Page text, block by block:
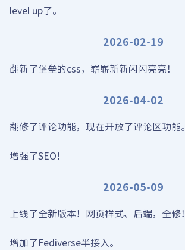
level up了。
2026-02-19
翻新了堡垒的css，崭崭新新闪闪亮亮！
2026-04-02
翻修了评论功能，现在开放了评论区功能。
增强了SEO！
2026-05-09
上线了全新版本！网页样式、后端，全修！
增加了Fediverse半接入。